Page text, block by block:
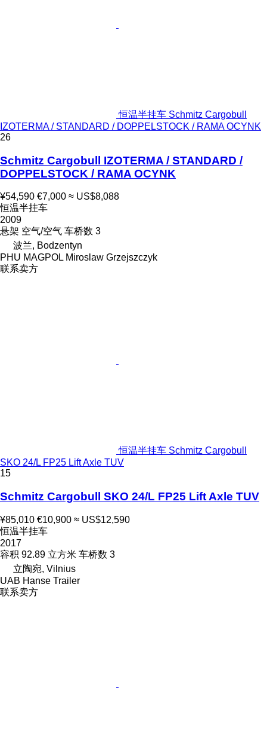
恒温半挂车 Schmitz Cargobull
IZOTERMA / STANDARD / DOPPELSTOCK / RAMA OCYNK
26
Schmitz Cargobull IZOTERMA / STANDARD /
DOPPELSTOCK / RAMA OCYNK
¥54,590 €7,000 ≈ US$8,088
恒温半挂车
2009
悬架 空气/空气 车桥数 3
波兰, Bodzentyn
PHU MAGPOL Miroslaw Grzejszczyk
联系卖方
恒温半挂车 Schmitz Cargobull
SKO 24/L FP25 Lift Axle TUV
15
Schmitz Cargobull SKO 24/L FP25 Lift Axle TUV
¥85,010 €10,900 ≈ US$12,590
恒温半挂车
2017
容积 92.89 立方米 车桥数 3
立陶宛, Vilnius
UAB Hanse Trailer
联系卖方